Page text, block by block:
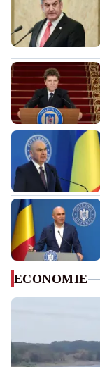
ECONOMIE